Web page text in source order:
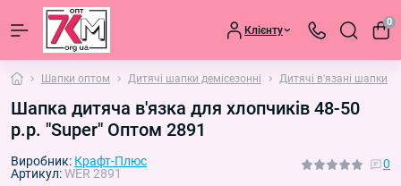
Клієнту
0
Шапки оптом Дитячі шапки демісезонні Дитячі в'язані шапки
Шапка дитяча в'язка для хлопчиків 48-50
р.р. "Super" Оптом 2891
Виробник: Крафт-Плюс
Артикул:WER 2891
0